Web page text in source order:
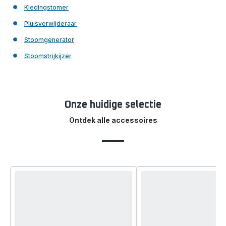
Kledingstomer
Pluisverwijderaar
Stoomgenerator
Stoomstrijkijzer
Onze huidige selectie
Ontdek alle accessoires